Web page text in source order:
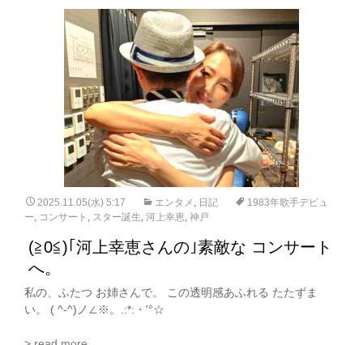
へ
ス
キ
ッ
プ
2025.11.05(水) 5:17 エンタメ , 日記
1983年歌手デビュ
ー, コンサート , スター誕生, 河上幸恵, 神戸
(≧0≦)｢河上幸恵さんの｣素敵な コンサート
へ。
私の、ふたつ お姉さんで。 この透明感あふれる たたずま
い。 ( ^-^)ノ∠※。.:*:・'°☆